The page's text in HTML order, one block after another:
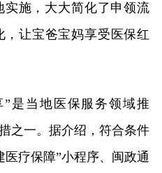
实施，大大简化了申领流
让宝爸宝妈享受医保红
是当地医保服务领域推
之一。据介绍，符合条件
疗保障”小程序、闽政通